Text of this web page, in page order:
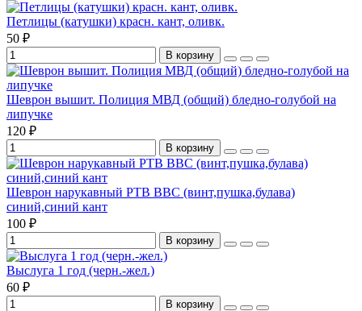
Петлицы (катушки) красн. кант, оливк.
50 ₽
В корзину
Шеврон вышит. Полиция МВД (общий) бледно-голубой на
липучке
120 ₽
В корзину
Шеврон нарукавный РТВ ВВС (винт,пушка,булава)
синий,синий кант
100 ₽
В корзину
Выслуга 1 год (черн.-жел.)
60 ₽
В корзину